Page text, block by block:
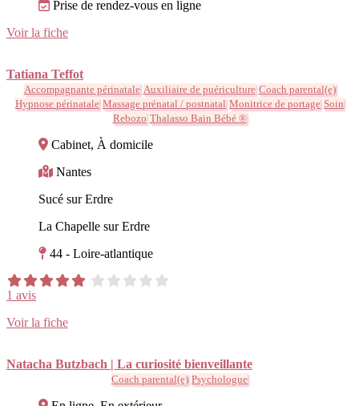
Prise de rendez-vous en ligne
Voir la fiche
Tatiana Teffot
Accompagnante périnatale Auxiliaire de puériculture Coach parental(e)
Hypnose périnatale Massage prénatal / postnatal Monitrice de portage Soin
Rebozo Thalasso Bain Bébé ®
Cabinet, À domicile
Nantes
Sucé sur Erdre
La Chapelle sur Erdre
44 - Loire-atlantique
1 avis
Voir la fiche
Natacha Butzbach | La curiosité bienveillante
Coach parental(e) Psychologue